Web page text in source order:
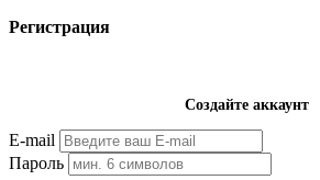
Регистрация
Создайте аккаунт
E-mail
Пароль